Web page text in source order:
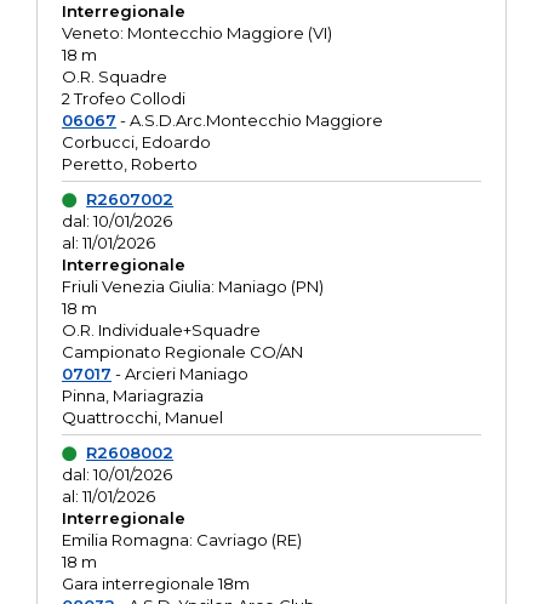
Interregionale
Veneto: Montecchio Maggiore (VI)
18 m
O.R. Squadre
2 Trofeo Collodi
06067 - A.S.D.Arc.Montecchio Maggiore
Corbucci, Edoardo
Peretto, Roberto
R2607002
dal: 10/01/2026
al: 11/01/2026
Interregionale
Friuli Venezia Giulia: Maniago (PN)
18 m
O.R. Individuale+Squadre
Campionato Regionale CO/AN
07017 - Arcieri Maniago
Pinna, Mariagrazia
Quattrocchi, Manuel
R2608002
dal: 10/01/2026
al: 11/01/2026
Interregionale
Emilia Romagna: Cavriago (RE)
18 m
Gara interregionale 18m